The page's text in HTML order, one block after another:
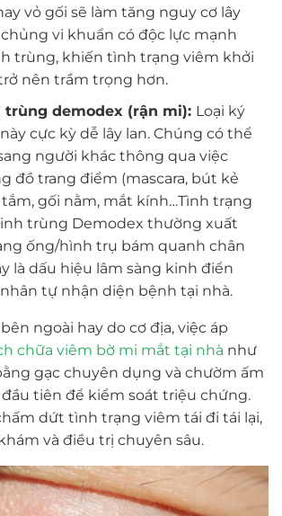
vỏ gối sẽ làm tăng nguy cơ lây
vi khuẩn có độc lực mạnh
trùng, khiến tình trạng viêm khởi
nên trầm trọng hơn.
trùng demodex (rận mi): Loại ký
cực kỳ dễ lây lan. Chúng có thể
người khác thông qua việc
đồ trang điểm (mascara, bút kẻ
gối nằm, mắt kính…Tình trạng
trùng Demodex thường xuất
ống/hình trụ bám quanh chân
là dấu hiệu lâm sàng kinh điển
tự nhận diện bệnh tại nhà.
ngoài hay do cơ địa, việc áp
chữa viêm bờ mi mắt tại nhà như
gạc chuyên dụng và chườm ấm
tiên để kiểm soát triệu chứng.
dứt tình trạng viêm tái đi tái lại,
và điều trị chuyên sâu.